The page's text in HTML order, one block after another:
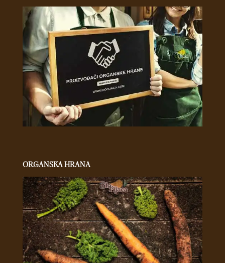
ORGANSKA HRANA